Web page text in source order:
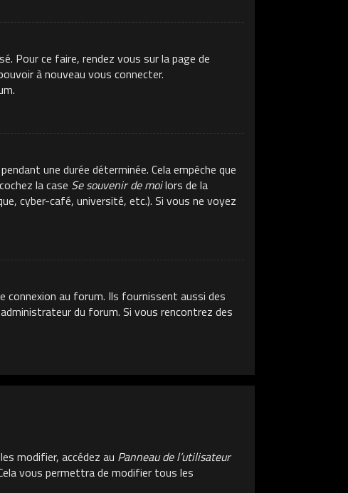
Pour ce faire, rendez vous sur la page de
à nouveau vous connecter.
une durée déterminée. Cela empêche que
la case Se souvenir de moilors de la
cyber-café, université, etc.). Si vous ne voyez
connexion au forum. Ils fournissent aussi des
du forum. Si vous rencontrez des
modifier, accédez au Panneau de l’utilisateur
vous permettra de modifier tous les